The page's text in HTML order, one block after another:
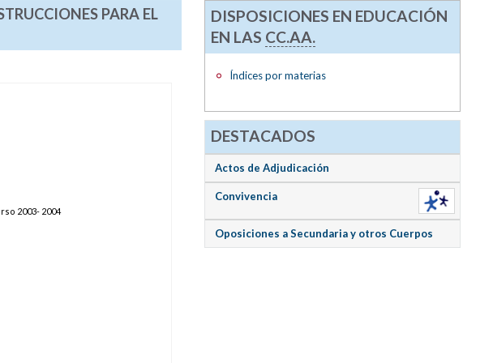
PARA EL
2003- 2004
DISPOSICIONES EN EDUCACIÓN
EN LAS CC.AA.
Índices por materias
DESTACADOS
Actos de Adjudicación
Convivencia
Oposiciones a Secundaria y otros Cuerpos